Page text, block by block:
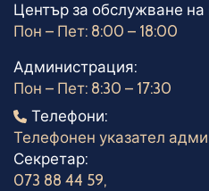
Център за обслужване
Пон – Пет: 8:00 – 18:00
Администрация:
Пон – Пет: 8:30 – 17:30
Телефони
Телефони:
Телефонен указател
Секретар:
073 88 44 59,